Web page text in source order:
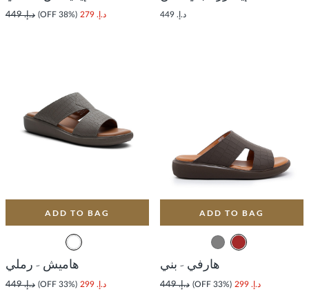
د.إ. 449 د.إ. 279 (38% OFF) د.إ. 449
ADD TO BAG
هارفي - بني
د.إ. 299 (33% OFF) د.إ. 449
ADD TO BAG
هاميش - رملي
د.إ. 299 (33% OFF) د.إ. 449